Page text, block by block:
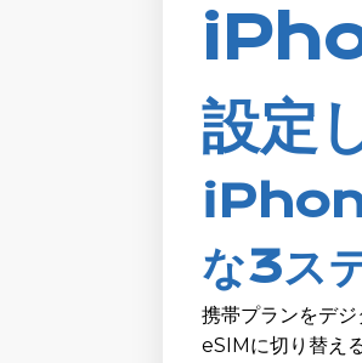
設定
な3ス
携帯プランをデ
eSIMに切り替え